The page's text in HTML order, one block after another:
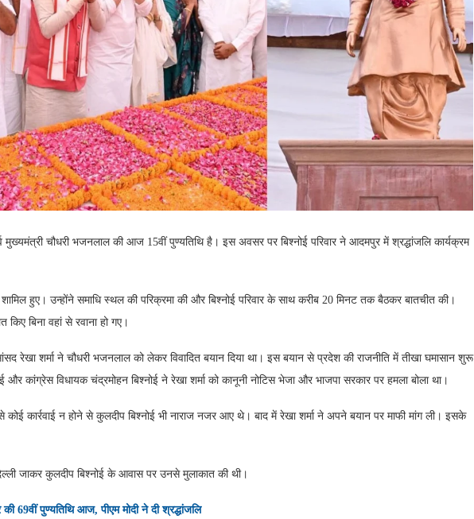
मुख्यमंत्री चौधरी भजनलाल की आज 15वीं पुण्यतिथि है। इस अवसर पर बिश्नोई परिवार ने आदमपुर में श्रद्धांजलि कार्यक्रम
हुए। उन्होंने समाधि स्थल की परिक्रमा की और बिश्नोई परिवार के साथ करीब 20 मिनट तक बैठकर बातचीत की।
बिना वहां से रवाना हो गए।
रेखा शर्मा ने चौधरी भजनलाल को लेकर विवादित बयान दिया था। इस बयान से प्रदेश की राजनीति में तीखा घमासान शुरू
और कांग्रेस विधायक चंद्रमोहन बिश्नोई ने रेखा शर्मा को कानूनी नोटिस भेजा और भाजपा सरकार पर हमला बोला था।
कोई कार्रवाई न होने से कुलदीप बिश्नोई भी नाराज नजर आए थे। बाद में रेखा शर्मा ने अपने बयान पर माफी मांग ली। इसके
जाकर कुलदीप बिश्नोई के आवास पर उनसे मुलाकात की थी।
69वीं पुण्यतिथि आज, पीएम मोदी ने दी श्रद्धांजलि